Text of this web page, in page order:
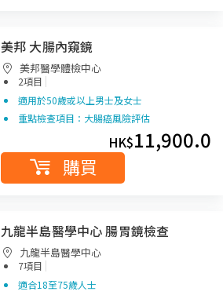
美邦 大腸內窺鏡
美邦醫學體檢中心
2項目 |
適用於50歲或以上男士及女士
重點檢查項目：大腸癌風險評估
HK$11,900.0
購買
九龍半島醫學中心 腸胃鏡檢查
九龍半島醫學中心
7項目 |
適合18至75歲人士